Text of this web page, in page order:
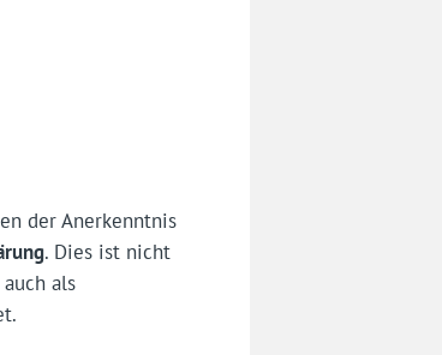
der Anerkenntnis
. Dies ist nicht
als